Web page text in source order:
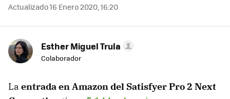
Actualizado 16 Enero 2020, 16:20
Esther Miguel Trula
Colaborador
La entrada en Amazon del Satisfyer Pro 2 Next